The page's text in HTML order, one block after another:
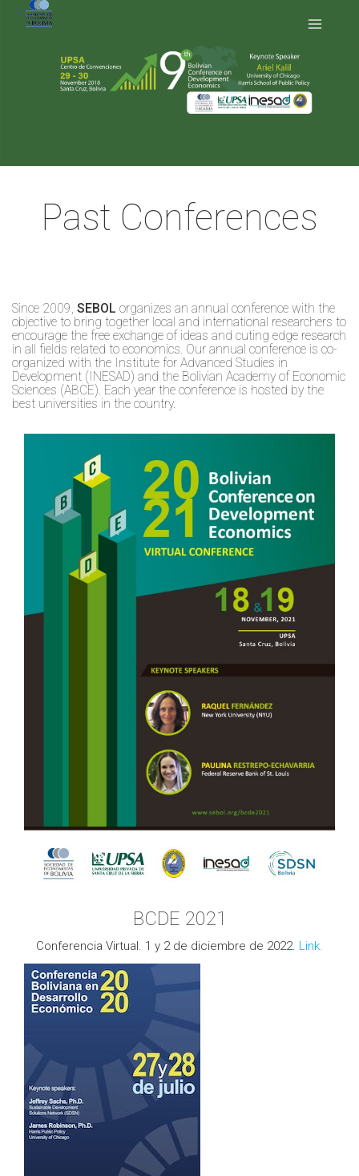
Past Conferences
Since 2009, SEBOL organizes an annual conference with the
objective to bring together local and international researchers to
encourage the free exchange of ideas and cuting edge research
in all fields related to economics. Our annual conference is co-
organized with the Institute for Advanced Studies in
Development (INESAD) and the Bolivian Academy of Economic
Sciences (ABCE). Each year the conference is hosted by the
best universities in the country.
BCDE 2021
Conferencia Virtual. 1 y 2 de diciembre de 2022. Link.